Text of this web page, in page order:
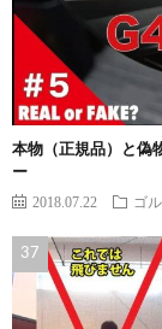
本物（正規品）と偽
ー
2018.07.22 ゴ